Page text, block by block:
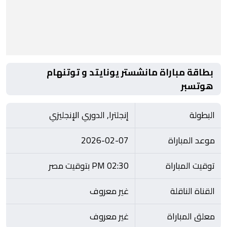
بطاقة مباراة مانشستر يونايتد و توتنهام
هوتسبر
البطولة
إنجلترا, الدوري الإنجليزي
موعد المباراة
2026-02-07
توقيت المباراة
02:30 PM بتوقيت مصر
القناة الناقلة
غير معروف
معلق المباراة
غير معروف